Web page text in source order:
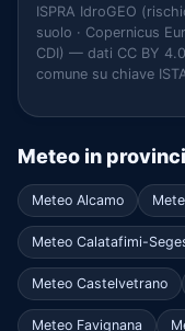
ISPRA IdroGEO
suolo · Copernicus
CDI) — dati CC BY
comune su chiave
Meteo in
Meteo Alcamo
Meteo Calatafimi-
Meteo Castelvetrano
Meteo Favignana